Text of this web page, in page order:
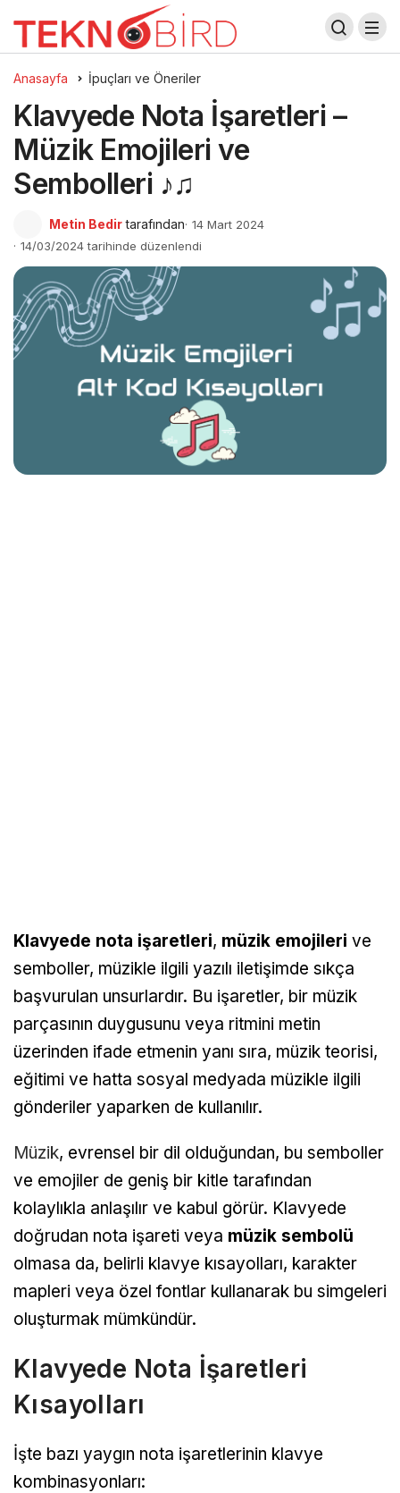
Anasayfa İpuçları ve Öneriler
Klavyede Nota İşaretleri –
Müzik Emojileri ve
Sembolleri ♪♫
Metin Bedir tarafından 14 Mart 2024
14/03/2024 tarihinde düzenlendi
Klavyede nota işaretleri, müzik emojileri ve
semboller, müzikle ilgili yazılı iletişimde sıkça
başvurulan unsurlardır. Bu işaretler, bir müzik
parçasının duygusunu veya ritmini metin
üzerinden ifade etmenin yanı sıra, müzik teorisi,
eğitimi ve hatta sosyal medyada müzikle ilgili
gönderiler yaparken de kullanılır.
Müzik, evrensel bir dil olduğundan, bu semboller
ve emojiler de geniş bir kitle tarafından
kolaylıkla anlaşılır ve kabul görür. Klavyede
doğrudan nota işareti veya müzik sembolü
olmasa da, belirli klavye kısayolları, karakter
mapleri veya özel fontlar kullanarak bu simgeleri
oluşturmak mümkündür.
Klavyede Nota İşaretleri
Kısayolları
İşte bazı yaygın nota işaretlerinin klavye
kombinasyonları: